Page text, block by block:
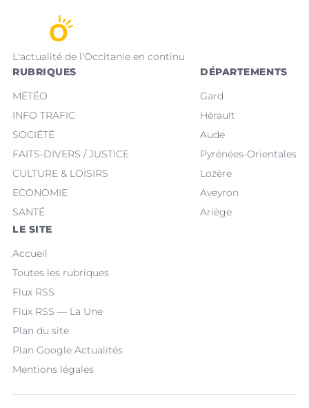
L'actualité de l'Occitanie en continu
RUBRIQUES
MÉTÉO
INFO TRAFIC
SOCIÉTÉ
FAITS-DIVERS / JUSTICE
CULTURE & LOISIRS
ECONOMIE
SANTÉ
DÉPARTEMENTS
Gard
Hérault
Aude
Pyrénées-Orientales
Lozère
Aveyron
Ariège
LE SITE
Accueil
Toutes les rubriques
Flux RSS
Flux RSS — La Une
Plan du site
Plan Google Actualités
Mentions légales